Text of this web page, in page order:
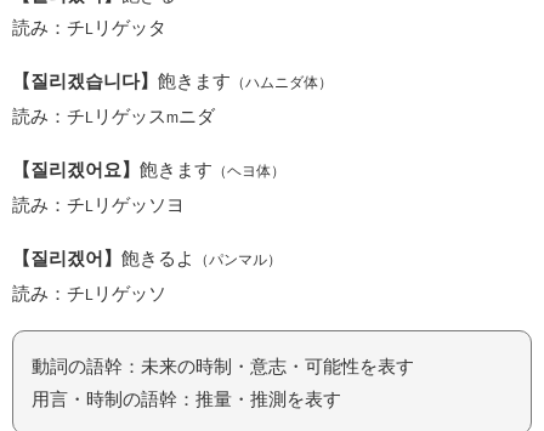
読み：チ
リゲッタ
【질리겠습니다】 飽きます （ハムニダ体）
読み：チ リゲッスmニダ
【질리겠어요】 飽きます （ヘヨ体）
読み：チ リゲッソヨ
【질리겠어】 飽きるよ （パンマル）
読み：チ リゲッソ
動詞の語幹：未来の時制・意志・可能性を表す
用言・時制の語幹：推量・推測を表す